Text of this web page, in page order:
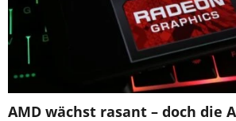
AMD wächst rasant – doch die